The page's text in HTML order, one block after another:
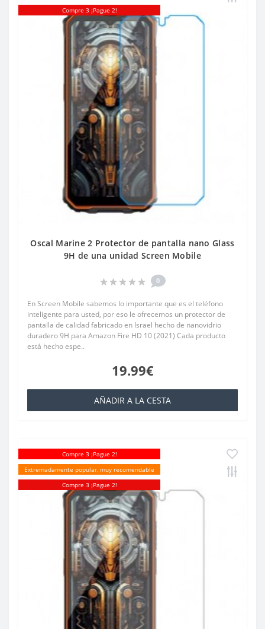
Compre 3 ¡Pague 2!
Oscal Marine 2 Protector de pantalla nano Glass
9H de una unidad Screen Mobile
0
En Screen Mobile sabemos lo importante que es el teléfono
inteligente para usted, por eso le ofrecemos un protector de
pantalla de calidad fabricado en Israel hecho de nanovidrio
duradero 9H para Amazon Fire HD 10 (2021) Cada producto
está hecho espe..
19.99€
AÑADIR A LA CESTA
Compre 3 ¡Pague 2!
Extremadamente popular, muy recomendable
Compre 3 ¡Pague 2!